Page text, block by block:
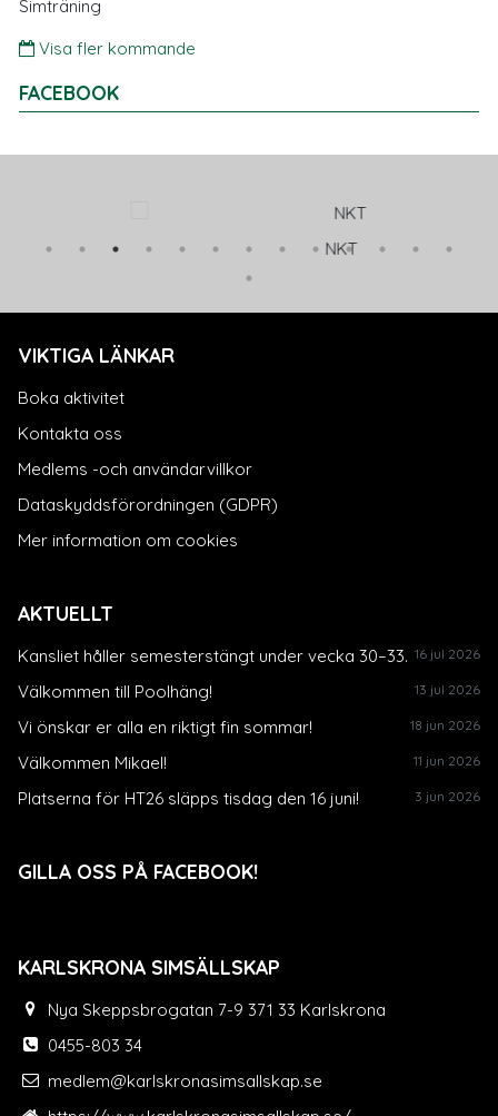
Simträning
Visa fler kommande
FACEBOOK
NKT
VIKTIGA LÄNKAR
Boka aktivitet
Kontakta oss
Medlems -och användarvillkor
Dataskyddsförordningen (GDPR)
Mer information om cookies
AKTUELLT
Kansliet håller semesterstängt under vecka 30–33. 16 jul 2026
Välkommen till Poolhäng! 13 jul 2026
Vi önskar er alla en riktigt fin sommar! 18 jun 2026
Välkommen Mikael! 11 jun 2026
Platserna för HT26 släpps tisdag den 16 juni! 3 jun 2026
GILLA OSS PÅ FACEBOOK!
KARLSKRONA SIMSÄLLSKAP
Nya Skeppsbrogatan 7-9 371 33 Karlskrona
0455-803 34
medlem@karlskronasimsallskap.se